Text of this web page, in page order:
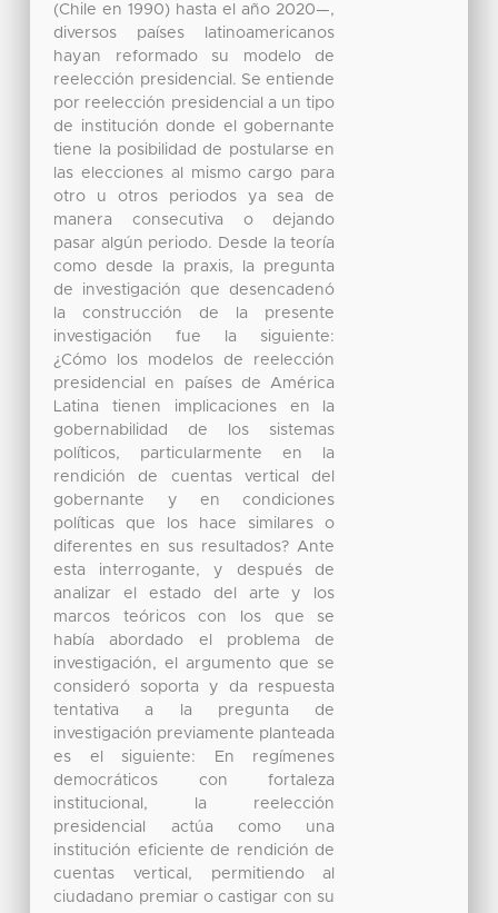
(Chile en 1990) hasta el año 2020—,
diversos países latinoamericanos
hayan reformado su modelo de
reelección presidencial. Se entiende
por reelección presidencial a un tipo
de institución donde el gobernante
tiene la posibilidad de postularse en
las elecciones al mismo cargo para
otro u otros periodos ya sea de
manera consecutiva o dejando
pasar algún periodo. Desde la teoría
como desde la praxis, la pregunta
de investigación que desencadenó
la construcción de la presente
investigación fue la siguiente:
¿Cómo los modelos de reelección
presidencial en países de América
Latina tienen implicaciones en la
gobernabilidad de los sistemas
políticos, particularmente en la
rendición de cuentas vertical del
gobernante y en condiciones
políticas que los hace similares o
diferentes en sus resultados? Ante
esta interrogante, y después de
analizar el estado del arte y los
marcos teóricos con los que se
había abordado el problema de
investigación, el argumento que se
consideró soporta y da respuesta
tentativa a la pregunta de
investigación previamente planteada
es el siguiente: En regímenes
democráticos con fortaleza
institucional, la reelección
presidencial actúa como una
institución eficiente de rendición de
cuentas vertical, permitiendo al
ciudadano premiar o castigar con su